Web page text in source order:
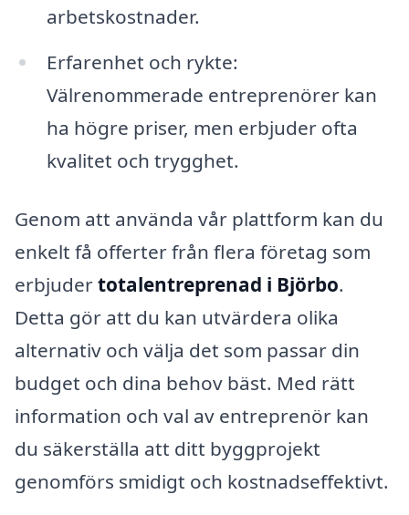
arbetskostnader.
Erfarenhet och rykte:
Välrenommerade entreprenörer kan
ha högre priser, men erbjuder ofta
kvalitet och trygghet.
Genom att använda vår plattform kan du
enkelt få offerter från flera företag som
erbjudertotalentreprenad i Björbo.
Detta gör att du kan utvärdera olika
alternativ och välja det som passar din
budget och dina behov bäst. Med rätt
information och val av entreprenör kan
du säkerställa att ditt byggprojekt
genomförs smidigt och kostnadseffektivt.